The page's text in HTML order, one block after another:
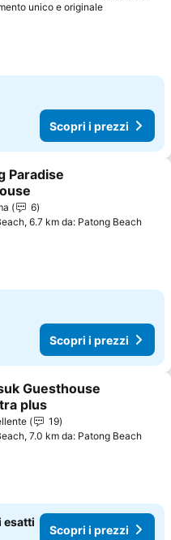
unico e originaleScopri i
Scopri i prezzi
ai preferiti
Paradise
6
6.7 km da: Patong Beach
Scopri i prezzi
ai preferiti
Guesthouse
plus
prezzi 19
7.0 km da: Patong Beach
esatti
Scopri i prezzi